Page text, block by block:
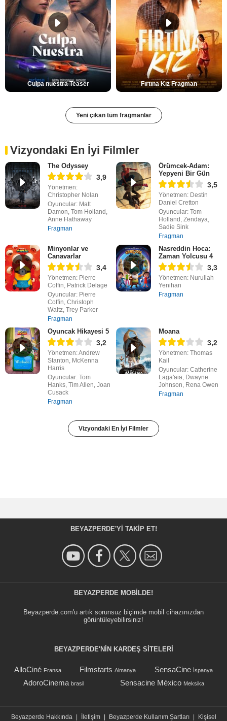
Culpa nuestra Teaser Fırtına Kız Fragman
Yeni çıkan tüm fragmanlar
Vizyondaki En İyi Filmler
The Odyssey
3,9
Yönetmen:
Christopher Nolan
Oyuncular: Matt
Damon, Tom Holland,
Anne Hathaway
Fragman
Örümcek-Adam:
Yepyeni Bir Gün
3,5
Yönetmen: Destin
Daniel Cretton
Oyuncular: Tom
Holland, Zendaya,
Sadie Sink
Fragman
Minyonlar ve
Canavarlar
3,4
Yönetmen: Pierre
Coffin, Patrick Delage
Oyuncular: Pierre
Coffin, Christoph
Waltz, Trey Parker
Fragman
Nasreddin Hoca:
Zaman Yolcusu 4
3,3
Yönetmen: Nurullah
Yenihan
Fragman
Oyuncak Hikayesi 5
3,2
Yönetmen: Andrew
Stanton, McKenna
Harris
Oyuncular: Tom
Hanks, Tim Allen, Joan
Cusack
Fragman
Moana
3,2
Yönetmen: Thomas
Kail
Oyuncular: Catherine
Laga'aia, Dwayne
Johnson, Rena Owen
Fragman
Vizyondaki En İyi Filmler
BEYAZPERDE'YI TAKIP ET!
BEYAZPERDE MOBILDE!
Beyazperde.com'u artık sorunsuz biçimde mobil cihazınızdan
görüntüleyebilirsiniz!
BEYAZPERDE'NIN KARDEŞ SİTELERİ
AlloCiné Fransa Filmstarts Almanya SensaCine İspanya
AdoroCinema brasil Sensacine México Meksika
Beyazperde Hakkında İletişim Beyazperde Kullanım Şartları Kişisel